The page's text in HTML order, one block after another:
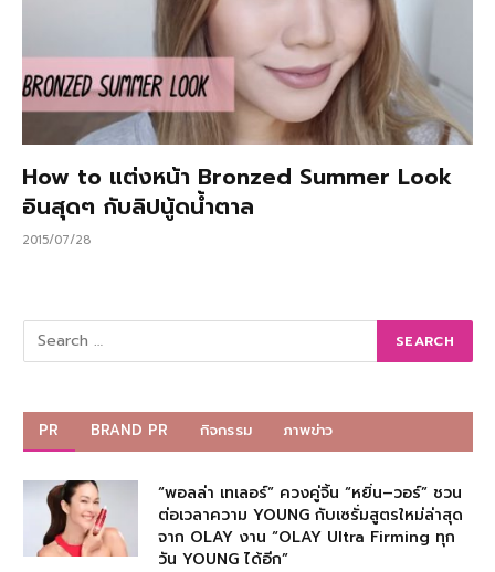
How to แต่งหน้า Bronzed Summer Look
อินสุดๆ กับลิปนู้ดน้ำตาล
2015/07/28
PR BRAND PR กิจกรรม ภาพข่าว
“พอลล่า เทเลอร์” ควงคู่จิ้น “หยิ่น–วอร์” ชวน
ต่อเวลาความ YOUNG กับเซรั่มสูตรใหม่ล่าสุด
จาก OLAY งาน “OLAY Ultra Firming ทุก
วัน YOUNG ได้อีก”